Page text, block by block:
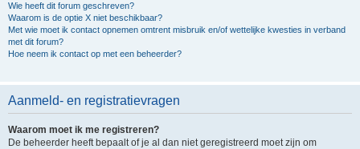
Wie heeft dit forum geschreven?
Waarom is de optie X niet beschikbaar?
Met wie moet ik contact opnemen omtrent misbruik en/of wettelijke kwesties in verband
met dit forum?
Hoe neem ik contact op met een beheerder?
Aanmeld- en registratievragen
Waarom moet ik me registreren?
De beheerder heeft bepaalt of je al dan niet geregistreerd moet zijn om